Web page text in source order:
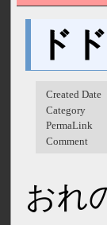
ド
Created Date
Category
PermaLink
Comment
おれ